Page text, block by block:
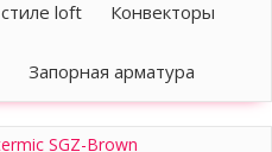
loft Конвекторы
Запорная арматура
SGZ-Brown